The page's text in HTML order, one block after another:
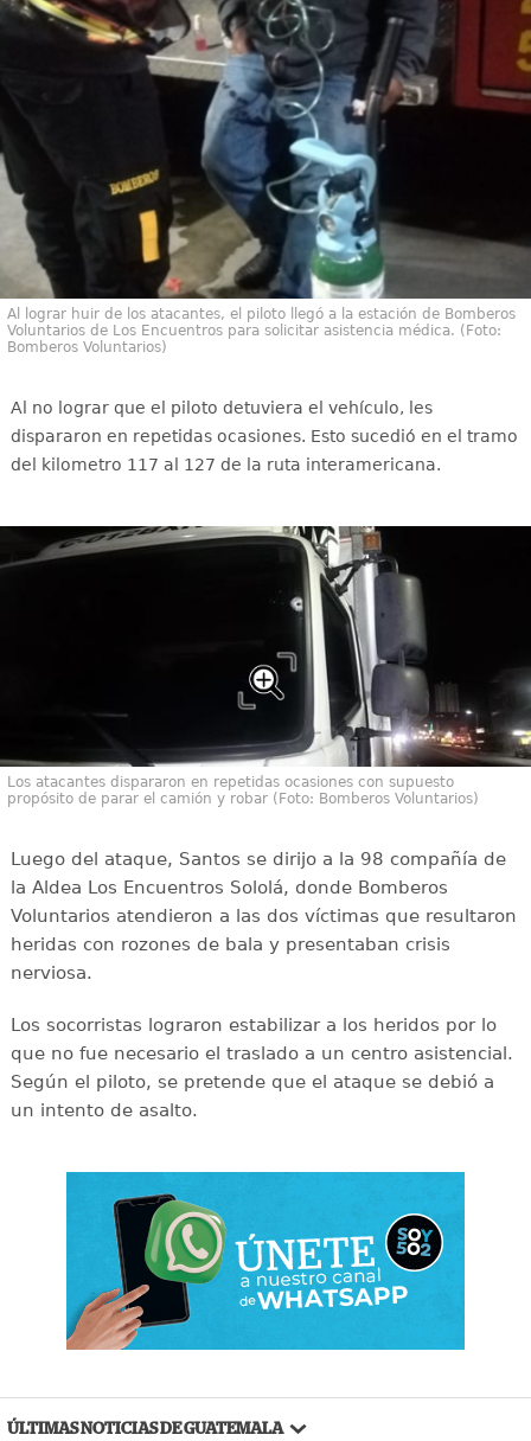
Al lograr huir de los atacantes, el piloto llegó a la estación de Bomberos
Voluntarios de Los Encuentros para solicitar asistencia médica. (Foto:
Bomberos Voluntarios)
Al no lograr que el piloto detuviera el vehículo, les
dispararon en repetidas ocasiones. Esto sucedió en el tramo
del kilometro 117 al 127 de la ruta interamericana.
Los atacantes dispararon en repetidas ocasiones con supuesto
propósito de parar el camión y robar (Foto: Bomberos Voluntarios)
Luego del ataque, Santos se dirijo a la 98 compañía de
la Aldea Los Encuentros Sololá, donde Bomberos
Voluntarios atendieron a las dos víctimas que resultaron
heridas con rozones de bala y presentaban crisis
nerviosa.
Los socorristas lograron estabilizar a los heridos por lo
que no fue necesario el traslado a un centro asistencial.
Según el piloto, se pretende que el ataque se debió a
un intento de asalto.
ÚLTIMAS NOTICIAS DE GUATEMALA